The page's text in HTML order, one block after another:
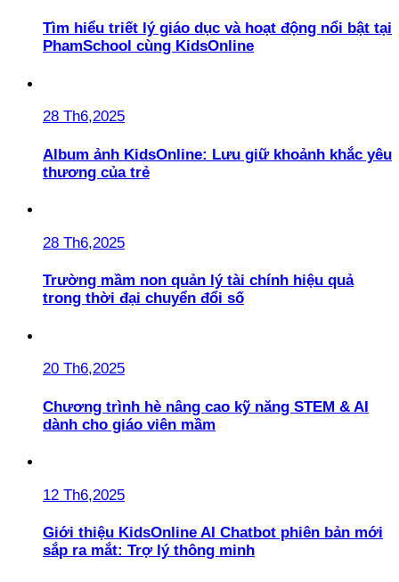
Tìm hiểu triết lý giáo dục và hoạt động nổi bật tại
PhamSchool cùng KidsOnline
28 Th6,2025
Album ảnh KidsOnline: Lưu giữ khoảnh khắc yêu
thương của trẻ
28 Th6,2025
Trường mầm non quản lý tài chính hiệu quả
trong thời đại chuyển đổi số
20 Th6,2025
Chương trình hè nâng cao kỹ năng STEM & AI
dành cho giáo viên mầm
12 Th6,2025
Giới thiệu KidsOnline AI Chatbot phiên bản mới
sắp ra mắt: Trợ lý thông minh